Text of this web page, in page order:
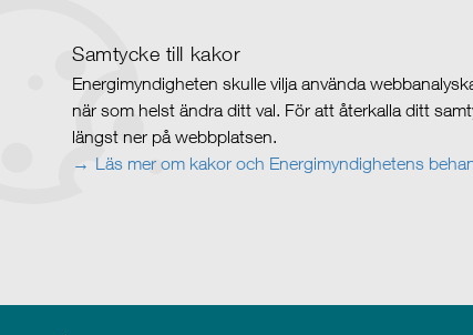
Samtycke till kakor
Energimyndigheten skulle vilja använda
när som helst ändra ditt val. För att återkalla ditt
längst ner på webbplatsen.
Läs mer om kakor och Energimyndighetens